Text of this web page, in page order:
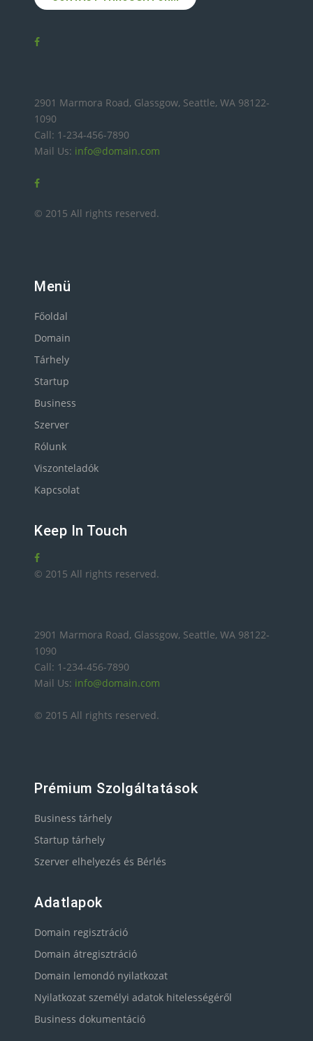
2901 Marmora Road, Glassgow, Seattle, WA 98122-
1090
Call: 1-234-456-7890
Mail Us: info@domain.com
© 2015 All rights reserved.
Menü
Főoldal
Domain
Tárhely
Startup
Business
Szerver
Rólunk
Viszonteladók
Kapcsolat
Keep In Touch
© 2015 All rights reserved.
2901 Marmora Road, Glassgow, Seattle, WA 98122-
1090
Call: 1-234-456-7890
Mail Us: info@domain.com
© 2015 All rights reserved.
Prémium Szolgáltatások
Business tárhely
Startup tárhely
Szerver elhelyezés és Bérlés
Adatlapok
Domain regisztráció
Domain átregisztráció
Domain lemondó nyilatkozat
Nyilatkozat személyi adatok hitelességéről
Business dokumentáció